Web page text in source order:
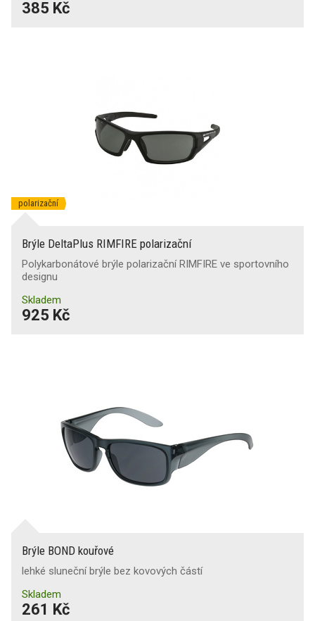
385 Kč
polarizační
Brýle DeltaPlus RIMFIRE polarizační
Polykarbonátové brýle polarizační RIMFIRE ve sportovního
designu
Skladem
925 Kč
Brýle BOND kouřové
lehké sluneční brýle bez kovových částí
Skladem
261 Kč